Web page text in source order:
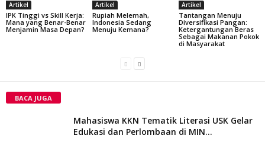
Artikel
IPK Tinggi vs Skill Kerja:
Mana yang Benar-Benar
Menjamin Masa Depan?
Artikel
Rupiah Melemah,
Indonesia Sedang
Menuju Kemana?
Artikel
Tantangan Menuju
Diversifikasi Pangan:
Ketergantungan Beras
Sebagai Makanan Pokok
di Masyarakat
BACA JUGA
Mahasiswa KKN Tematik Literasi USK Gelar
Edukasi dan Perlombaan di MIN...